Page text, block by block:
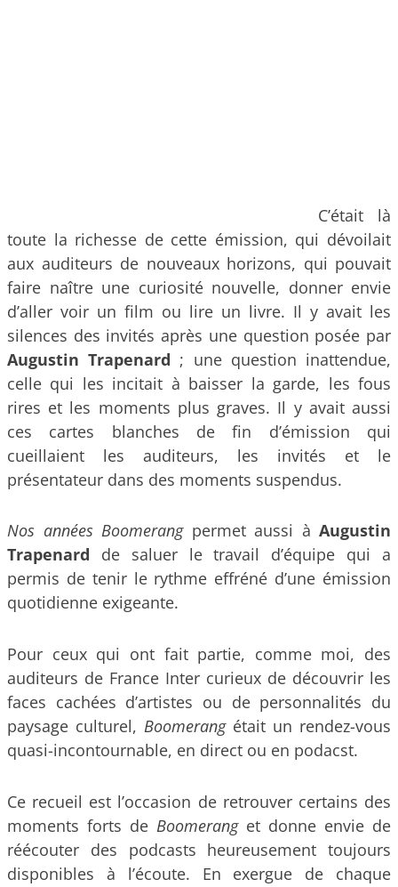
C’était là
toute la richesse de cette émission, qui dévoilait
aux auditeurs de nouveaux horizons, qui pouvait
faire naître une curiosité nouvelle, donner envie
d’aller voir un film ou lire un livre. Il y avait les
silences des invités après une question posée par
Augustin Trapenard ; une question inattendue,
celle qui les incitait à baisser la garde, les fous
rires et les moments plus graves. Il y avait aussi
ces cartes blanches de fin d’émission qui
cueillaient les auditeurs, les invités et le
présentateur dans des moments suspendus.
Nos années Boomerangpermet aussi à Augustin
Trapenard de saluer le travail d’équipe qui a
permis de tenir le rythme effréné d’une émission
quotidienne exigeante.
Pour ceux qui ont fait partie, comme moi, des
auditeurs de France Inter curieux de découvrir les
faces cachées d’artistes ou de personnalités du
paysage culturel, Boomerangétait un rendez-vous
quasi-incontournable, en direct ou en podacst.
Ce recueil est l’occasion de retrouver certains des
moments forts de Boomeranget donne envie de
réécouter des podcasts heureusement toujours
disponibles à l’écoute. En exergue de chaque